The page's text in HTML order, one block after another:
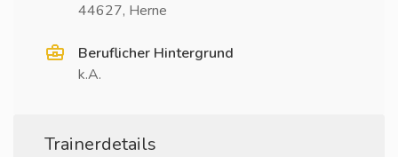
44627, Herne
Beruflicher Hintergrund
k.A.
Trainerdetails